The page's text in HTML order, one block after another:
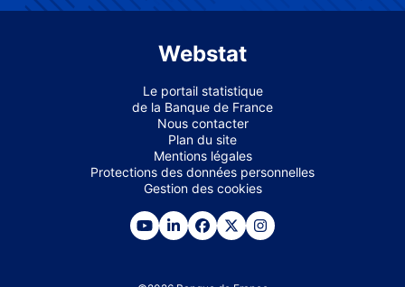
Webstat
Le portail statistique
de la Banque de France
Nous contacter
Plan du site
Mentions légales
Protections des données personnelles
Gestion des cookies